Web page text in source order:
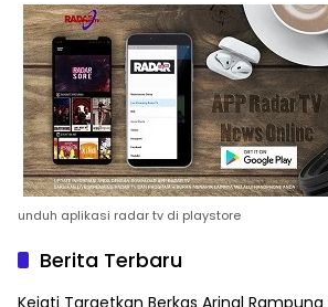
unduh aplikasi radar tv di playstore
Berita Terbaru